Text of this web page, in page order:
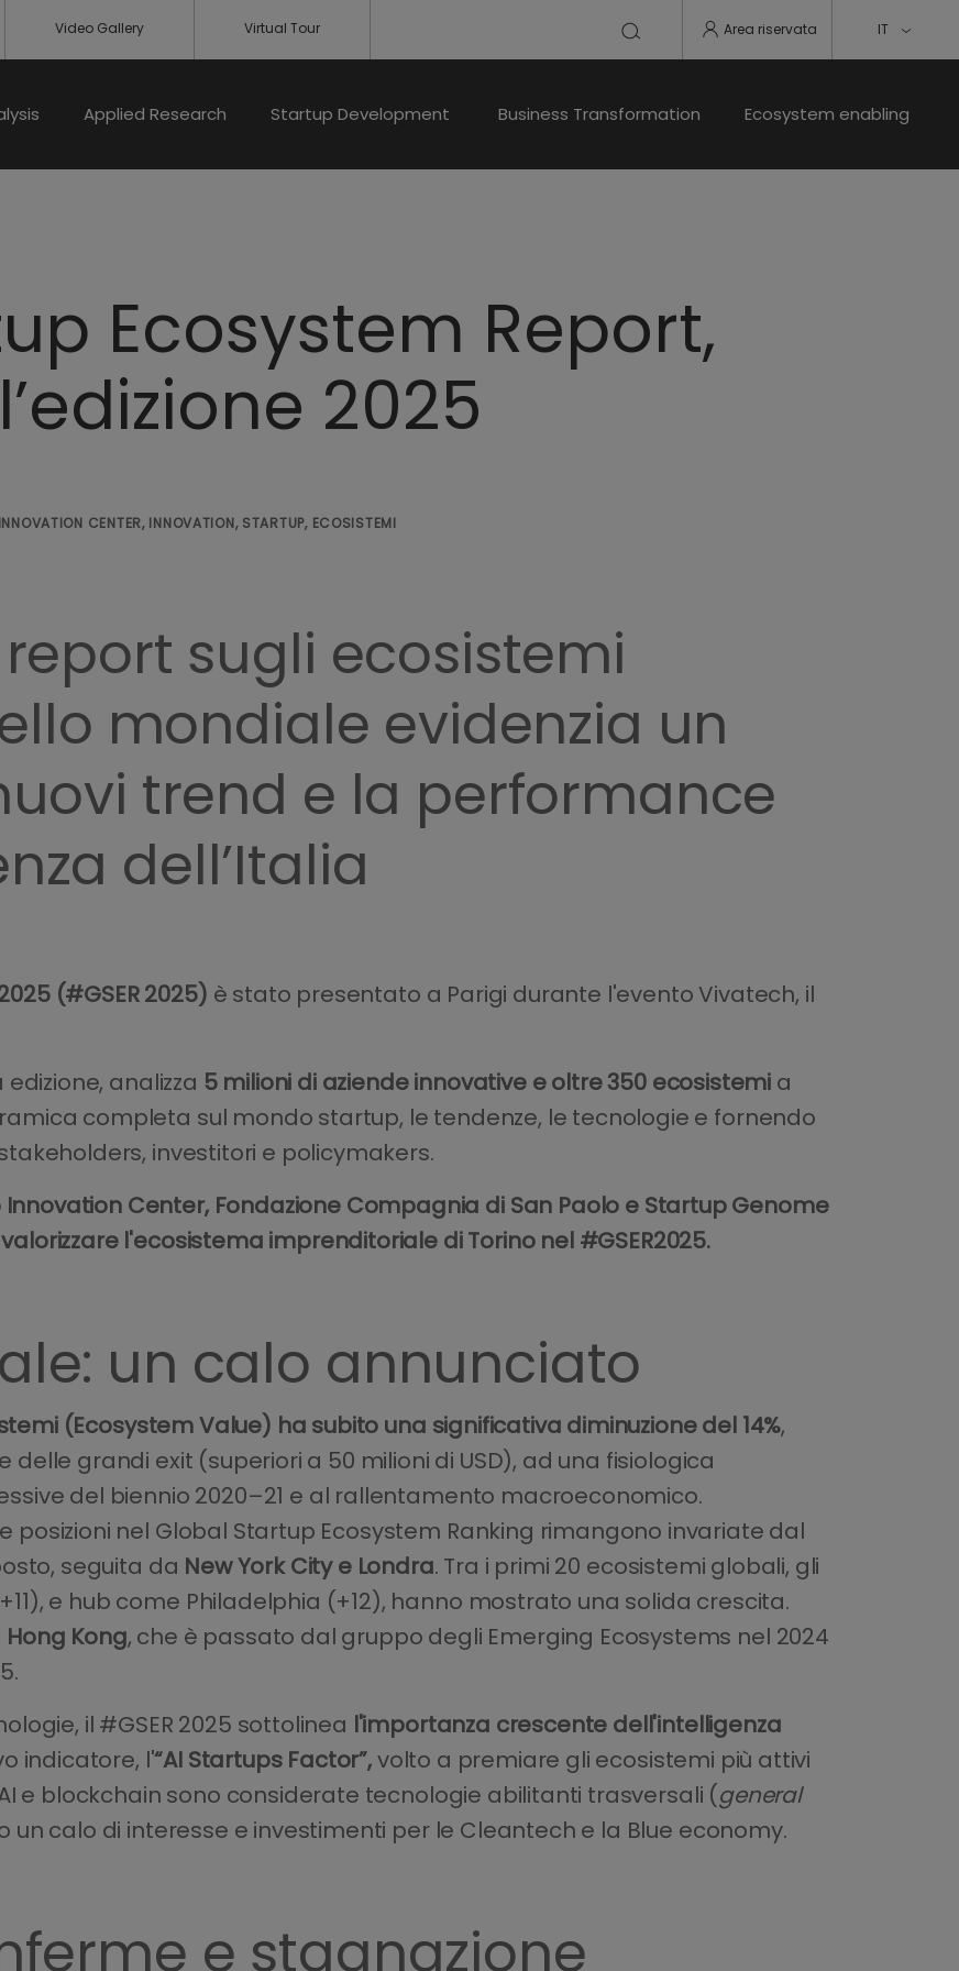
Video Gallery Virtual Tour Area riservata IT
Applied Research Startup Development Business Transformation Ecosystem enabling
Ecosystem Report,
2025
CENTER, INNOVATION, STARTUP, ECOSISTEMI
report sugli ecosistemi
mondiale evidenzia un
trend e la performance
dell’Italia
(#GSER 2025) è stato presentato a Parigi durante l'evento Vivatech, il
analizza 5 milioni di aziende innovative e oltre 350 ecosistemi a
completa sul mondo startup, le tendenze, le tecnologie e fornendo
investitori e policymakers.
Center, Fondazione Compagnia di San Paolo e Startup Genome
l'ecosistema imprenditoriale di Torino nel #GSER2025.
un calo annunciato
(Ecosystem Value) ha subito una significativa diminuzione del 14%,
grandi exit (superiori a 50 milioni di USD), ad una fisiologica
del biennio 2020–21 e al rallentamento macroeconomico.
posizioni nel Global Startup Ecosystem Ranking rimangono invariate dal
seguita da New York City e Londra. Tra i primi 20 ecosistemi globali, gli
e hub come Philadelphia (+12), hanno mostrato una solida crescita.
Hong Kong, che è passato dal gruppo degli Emerging Ecosystems nel 2024
il #GSER 2025 sottolinea l'importanza crescente dell'intelligenza
indicatore, l'“AI Startups Factor”,volto a premiare gli ecosistemi più attivi
e blockchain sono considerate tecnologie abilitanti trasversali (general
un calo di interesse e investimenti per le Cleantech e la Blue economy.
e stagnazione